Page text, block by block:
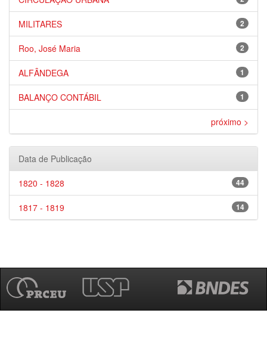
2
MILITARES
2
Roo, José Maria
1
ALFÂNDEGA
1
BALANÇO CONTÁBIL
próximo >
Data de Publicação
44
1820 - 1828
14
1817 - 1819